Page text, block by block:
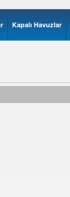
Kapalı Havuzlar